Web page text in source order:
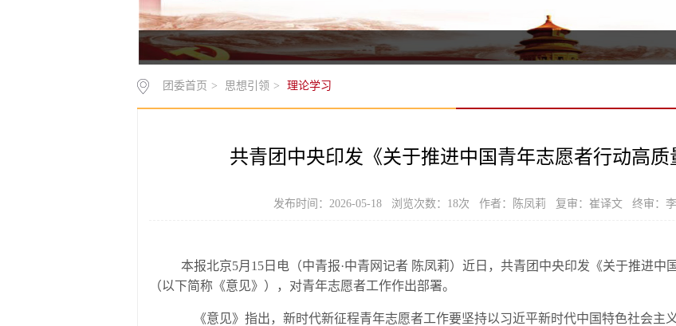
团委首页 > 思想引领 > 理论学习
共青团中央印发《关于推进中国青年志愿者行动高质
发布时间：2026-05-18 浏览次数： 18次 作者：陈凤莉 复审：崔译文 终审：
本报北京5月15日电（中青报·中青网记者 陈凤莉）近日，共青团中央印发《关于推进中
（以下简称《意见》），对青年志愿者工作作出部署。
《意见》指出，新时代新征程青年志愿者工作要坚持以习近平新时代中国特色社会主